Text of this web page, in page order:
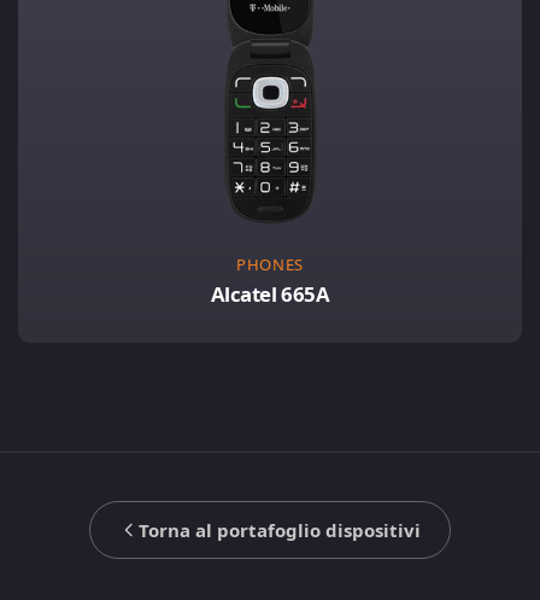
PHONES
Alcatel 665A
Torna al portafoglio dispositivi